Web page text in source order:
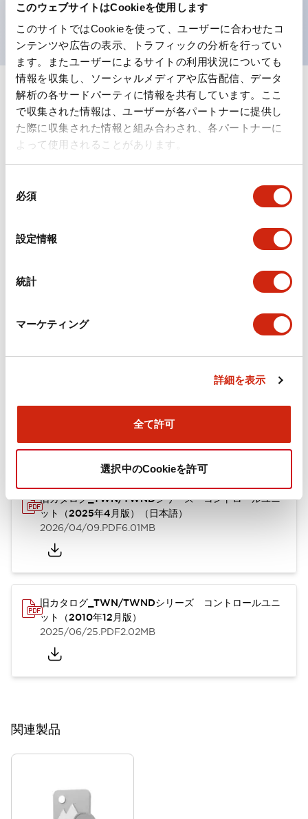
このウェブサイトはCookieを使用します
このサイトではCookieを使って、ユーザーに合わせたコ
ンテンツや広告の表示、トラフィックの分析を行ってい
ます。またユーザーによるサイトの利用状況についても
情報を収集し、ソーシャルメディアや広告配信、データ
解析の各サードパーティに情報を共有しています。ここ
で収集された情報は、ユーザーが各パートナーに提供し
た際に収集された情報と組み合わされ、各パートナーに
よって使用されることがあります。
必須
設定情報
統計
マーケティング
詳細を表示
全て許可
選択中のCookieを許可
UL、CSA、TÜV、CCC認証品。
仕様 すべて展開
形状仕様
電気的仕様(照光部定格)
環境仕様
機能仕様
機械的仕様
カタログ CAD 規格・認証 技術文書
旧カタログ_TWN/TWNDシリーズ コントロールユニ
ット（2025年4月版）（日本語）
2026/04/09.PDF6.01MB
旧カタログ_TWN/TWNDシリーズ コントロールユニ
ット（2010年12月版）
2025/06/25.PDF2.02MB
関連製品